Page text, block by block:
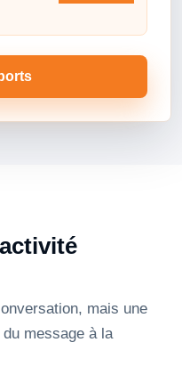
mais une
message à la